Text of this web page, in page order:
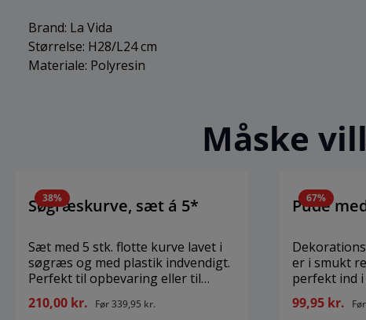
Brand: La Vida
Størrelse: H28/L24 cm
Materiale: Polyresin
Måske
38%
Søgræskurve, sæt á 5*
Sæt med 5 stk. flotte kurve lavet i
søgræs og med plastik indvendigt.
Perfekt til opbevaring eller til
planter. Brand: La Vida Størrelse:
ca. H10/D13 // H12,5/D15 //
210,00 kr. Før339,95 kr.
67%
Pude
er i smukt
perfekt ind
du er til
eller til ren
99,95 kr. Før